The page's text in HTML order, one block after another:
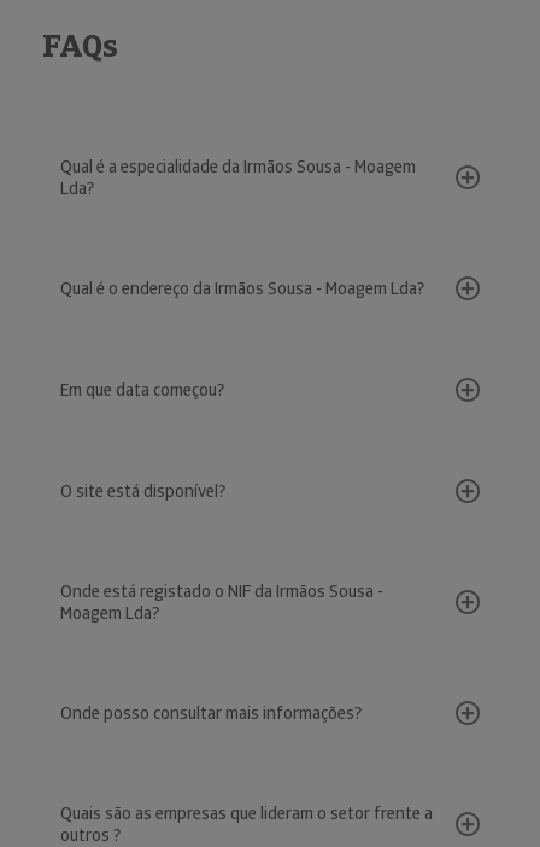
FAQs
Qual é a especialidade da Irmãos Sousa - Moagem
Lda?
Qual é o endereço da Irmãos Sousa - Moagem Lda?
Em que data começou?
O site está disponível?
Onde está registado o NIF da Irmãos Sousa -
Moagem Lda?
Onde posso consultar mais informações?
Quais são as empresas que lideram o setor frente a
outros ?